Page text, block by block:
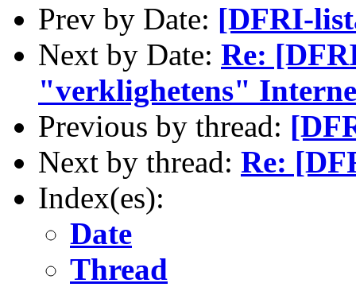
Prev by Date: [DFRI-
Next by Date: Re:
"verklighetens"
Previous by thread:
Next by thread: Re:
Index(es):
Date
Thread